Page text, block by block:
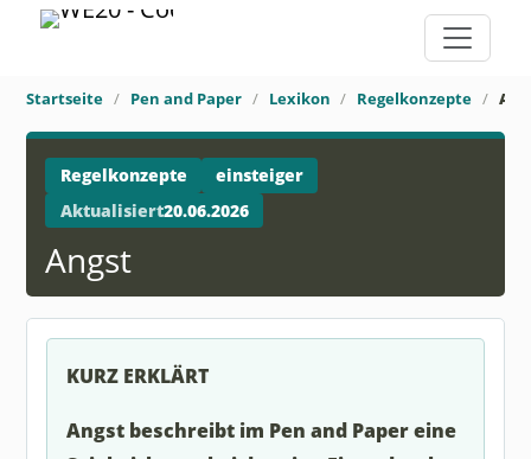
Startseite Pen and Paper Lexikon Regelkonzepte
Regelkonzepte
einsteiger
Aktualisiert20.06.2026
Angst
KURZ ERKLÄRT
Angst beschreibt im Pen and Paper eine